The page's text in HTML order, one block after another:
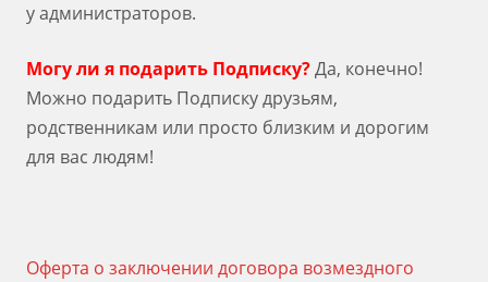
у администраторов.
Могу ли я подарить Подписку?Да, конечно!
Можно подарить Подписку друзьям,
родственникам или просто близким и дорогим
для вас людям!
Оферта о заключении договора возмездного